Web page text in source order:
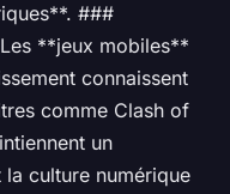
###
**jeux mobiles**
connaissent
comme Clash of
un
culture numérique